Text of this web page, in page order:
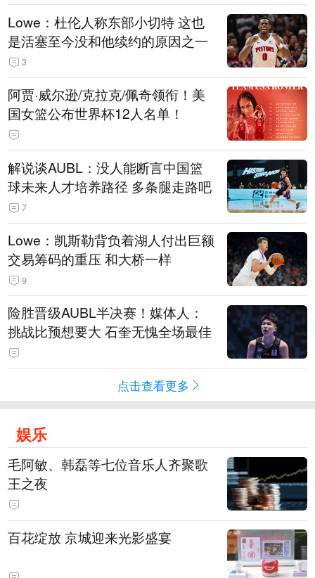
Lowe：杜伦人称东部小切特 这也
是活塞至今没和他续约的原因之一
3
阿贾·威尔逊/克拉克/佩奇领衔！美
国女篮公布世界杯12人名单！
解说谈AUBL：没人能断言中国篮
球未来人才培养路径 多条腿走路吧
7
Lowe：凯斯勒背负着湖人付出巨额
交易筹码的重压 和大桥一样
9
险胜晋级AUBL半决赛！媒体人：
挑战比预想要大 石奎无愧全场最佳
点击查看更多
娱乐
毛阿敏、韩磊等七位音乐人齐聚歌
王之夜
百花绽放 京城迎来光影盛宴